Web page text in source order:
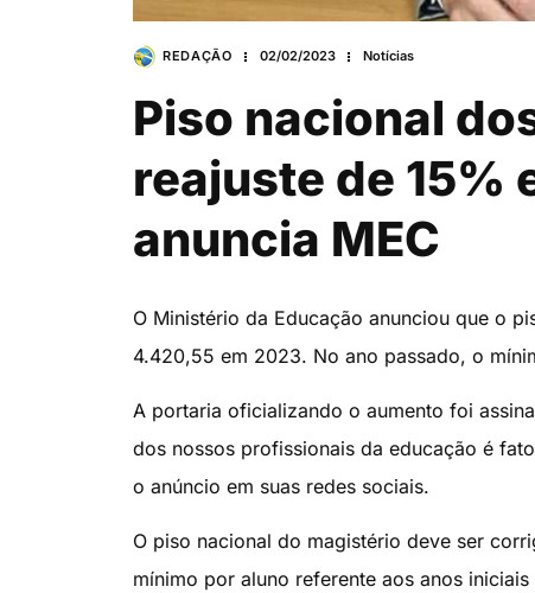
REDAÇÃO 02/02/2023 Notícias
Piso nacional
reajuste de 15%
anuncia MEC
O Ministério da Educação anunciou que o
4.420,55 em 2023. No ano passado, o
A portaria oficializando o aumento foi
dos nossos profissionais da educação é
o anúncio em suas redes sociais.
O piso nacional do magistério deve ser
mínimo por aluno referente aos anos